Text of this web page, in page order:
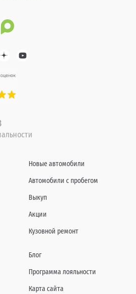
Новые автомобили
Автомобили с пробегом
Выкуп
Акции
Кузовной ремонт
Блог
Программа лояльности
Карта сайта